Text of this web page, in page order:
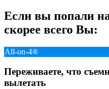
Если вы попали
скорее всего Вы:
All-on-4®
Переживаете, что
вылетать